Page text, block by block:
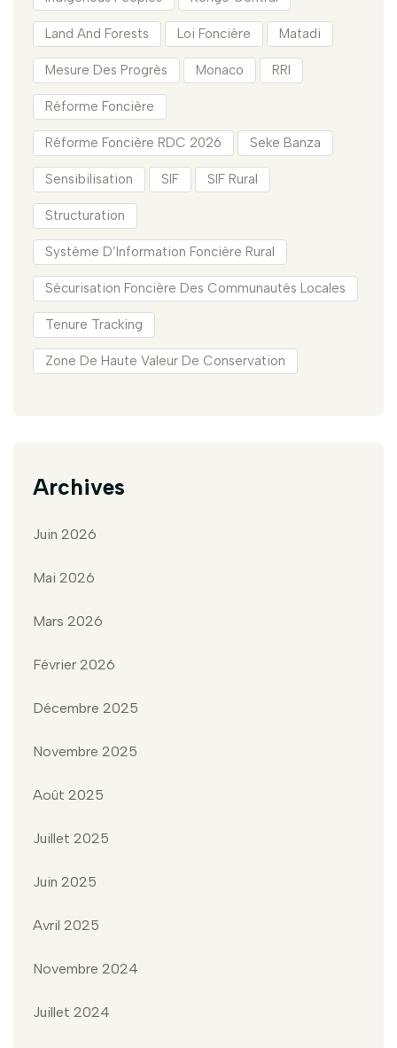
Land And Forests Loi Foncière Matadi
Mesure Des Progrès Monaco RRI
Réforme Foncière
Réforme Foncière RDC 2026 Seke Banza
Sensibilisation SIF SIF Rural
Structuration
Système D’Information Foncière Rural
Sécurisation Foncière Des Communautés Locales
Tenure Tracking
Zone De Haute Valeur De Conservation
Archives
Juin 2026
Mai 2026
Mars 2026
Février 2026
Décembre 2025
Novembre 2025
Août 2025
Juillet 2025
Juin 2025
Avril 2025
Novembre 2024
Juillet 2024